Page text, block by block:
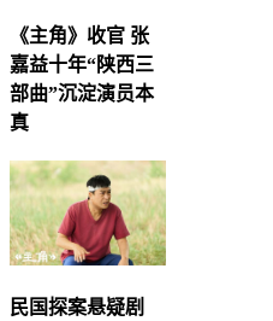
《主角》收官 张
嘉益十年“陕西三
部曲”沉淀演员本
真
民国探案悬疑剧